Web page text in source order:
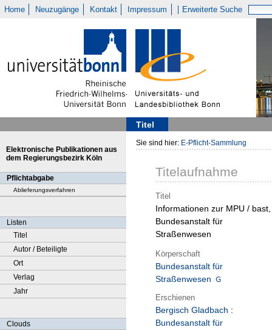
Home Neuzugänge Kontakt Impressum Erweiterte Suche
Titel
Elektronische Publikationen aus
dem Regierungsbezirk Köln
Pflichtabgabe
Ablieferungsverfahren
Listen
Titel
Autor / Beteiligte
Ort
Verlag
Jahr
Clouds
Sie sind hier: E-Pflicht-Sammlung
Titelaufnahme
Titel
Informationen zur MPU / bast,
Bundesanstalt für
Straßenwesen
Körperschaft
Bundesanstalt für
Straßenwesen
Erschienen
Bergisch Gladbach :
Bundesanstalt für